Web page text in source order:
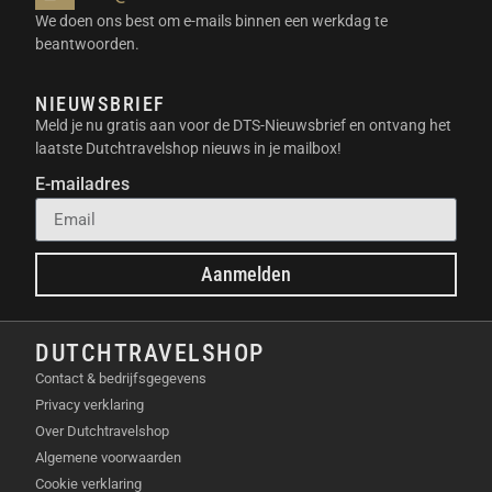
betekent dat je de behuizing veilig in diverse
omgevingen kunt plaatsen. De duurzame constructie
en garandeert een stabiele werking.
UITBREIDBARE OPSLAGCAPACITEIT
Je begint met een basiscapaciteit van 1,92 kWh, wat
ideaal is voor dagelijks gemiddeld gebruik. Mocht je
energiebehoefte in de toekomst toenemen, dan breid
je de capaciteit eenvoudig uit. Het systeem
ondersteunt een totale opslag tot maximaal 11,52
kWh.
UNIEKE EIGENSCHAPPEN
Het systeem onderscheidt zich door de ZenGuard
technologie die continu over de veiligheid van je
installatie waakt. Deze gelaagde beveiliging monitort
We doen ons best om e-mails binnen een werkdag te
beantwoorden.
NIEUWSBRIEF
Meld je nu gratis aan voor de DTS-Nieuwsbrief en ontvang het
laatste Dutchtravelshop nieuws in je mailbox!
E-mailadres
Aanmelden
DUTCHTRAVELSHOP
Contact & bedrijfsgegevens
Privacy verklaring
Over Dutchtravelshop
Algemene voorwaarden
Cookie verklaring